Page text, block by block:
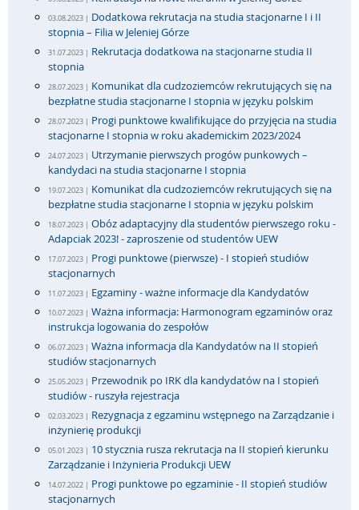
03.08.2023 | Dodatkowa rekrutacja na studia stacjonarne I i II
stopnia – Filia w Jeleniej Górze
31.07.2023 | Rekrutacja dodatkowa na stacjonarne studia II
stopnia
28.07.2023 | Komunikat dla cudzoziemców rekrutujących się na
bezpłatne studia stacjonarne I stopnia w języku polskim
28.07.2023 | Progi punktowe kwalifikujące do przyjęcia na studia
stacjonarne I stopnia w roku akademickim 2023/2024
24.07.2023 | Utrzymanie pierwszych progów punkowych –
kandydaci na studia stacjonarne I stopnia
19.07.2023 | Komunikat dla cudzoziemców rekrutujących się na
bezpłatne studia stacjonarne I stopnia w języku polskim
18.07.2023 | Obóz adaptacyjny dla studentów pierwszego roku -
Adapciak 2023! - zaproszenie od studentów UEW
17.07.2023 | Progi punktowe (pierwsze) - I stopień studiów
stacjonarnych
11.07.2023 | Egzaminy - ważne informacje dla Kandydatów
10.07.2023 | Ważna informacja: Harmonogram egzaminów oraz
instrukcja logowania do zespołów
06.07.2023 | Ważna informacja dla Kandydatów na II stopień
studiów stacjonarnych
25.05.2023 | Przewodnik po IRK dla kandydatów na I stopień
studiów - ruszyła rejestracja
02.03.2023 | Rezygnacja z egzaminu wstępnego na Zarządzanie i
inżynierię produkcji
05.01.2023 | 10 stycznia rusza rekrutacja na II stopień kierunku
Zarządzanie i Inżynieria Produkcji UEW
14.07.2022 | Progi punktowe po egzaminie - II stopień studiów
stacjonarnych